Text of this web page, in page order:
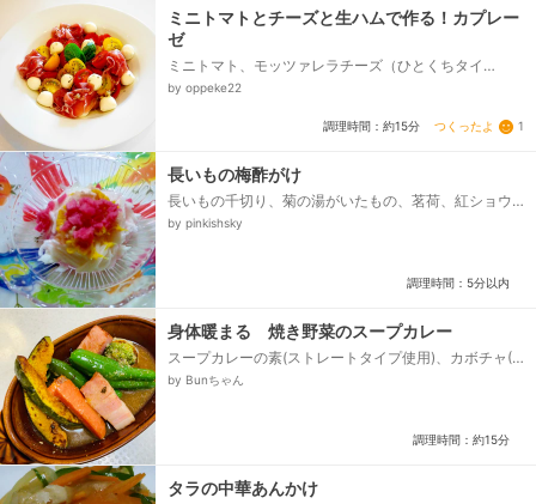
ミニトマトとチーズと生ハムで作る！カプレー
ゼ
ミニトマト、モッツァレラチーズ（ひとくちタイ
プ）、生ハム（切り落とし）、★オリーブオイル、★
by oppeke22
調理時間：約15分 つくったよ 1
長いもの梅酢がけ
長いもの千切り、菊の湯がいたもの、茗荷、紅ショウ
ガのみじん切り、梅酢
by pinkishsky
調理時間：5分以内
身体暖まる 焼き野菜のスープカレー
スープカレーの素(ストレートタイプ使用)、カボチャ(1
㎝の厚さ)、人参(皮ごと使用)、ピーマン(丸ごと使用)、
by Bunちゃん
調理時間：約15分
タラの中華あんかけ